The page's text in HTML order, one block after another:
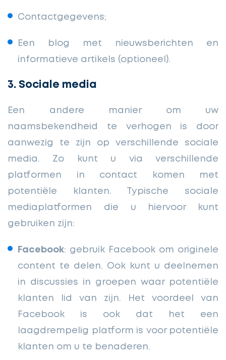
Contactgegevens;
Een blog met nieuwsberichten en
informatieve artikels (optioneel).
3. Sociale media
Een andere manier om uw
naamsbekendheid te verhogen is door
aanwezig te zijn op verschillende sociale
media. Zo kunt u via verschillende
platformen in contact komen met
potentiële klanten. Typische sociale
mediaplatformen die u hiervoor kunt
gebruiken zijn:
Facebook: gebruik Facebook om originele
content te delen. Ook kunt u deelnemen
in discussies in groepen waar potentiële
klanten lid van zijn. Het voordeel van
Facebook is ook dat het een
laagdrempelig platform is voor potentiële
klanten om u te benaderen.